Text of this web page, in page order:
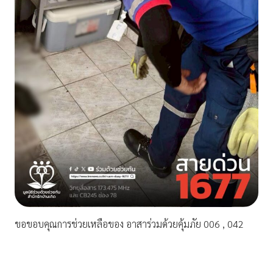
ขอขอบคุณการช่วยเหลือของ อาสาร่วมด้วยคุ้มภัย 006 , 042